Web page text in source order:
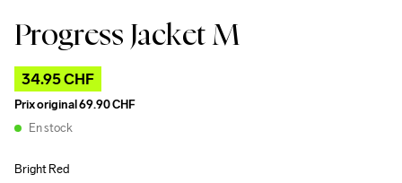
Progress Jacket M
34.95 CHF
Prix original69.90 CHF
En stock
Bright Red
Outlet